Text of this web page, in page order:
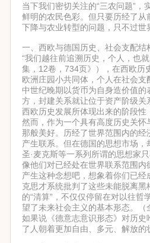
当下我们密切关注的“三农问题”
鲜明的农民色彩。但只要历经了
下降与农业转型的问题，只不过世
一、西欧与德国历史、社会支配结
“我们越往前追溯历史，个人，也
集，12卷，734页》），在西欧历
欧洲庄园小共同体，个人在社会
中世纪晚期以货币为自身造价值
方，封建关系就让位于资产阶级
西欧历史发展所体现出来的阶段
然而，作为一个具有高度历史关
那般美好。历经了世界范围内的
产生联系。但在德国的思想市场
圣·麦克斯等一系列所谓的思想家
像他们对已经处在世界联系范围
产生这种念想吧，想象着你们已
克思才系统批判了这些未能脱离
的“清算”，不仅仅停留在对以往
望了未来社会主义的基本形态。
如果说《德意志意识形态》对历
了人朝着更加自由、多元、解放